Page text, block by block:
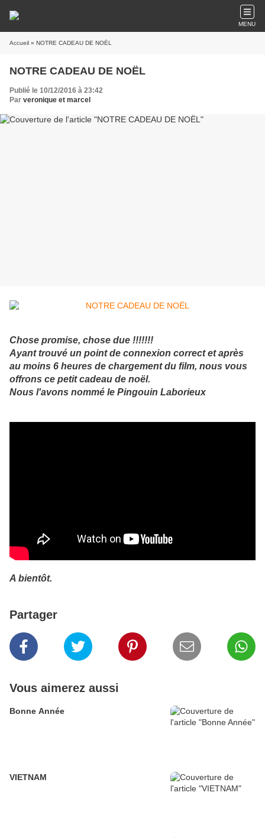
MENU
Accueil » NOTRE CADEAU DE NOËL
NOTRE CADEAU DE NOËL
Publié le 10/12/2016 à 23:42
Par veronique et marcel
Chose promise, chose due !!!!!!!
Ayant trouvé un point de connexion correct et après
au moins 6 heures de chargement du film, nous vous
offrons ce petit cadeau de noël.
Nous l'avons nommé le Pingouin Laborieux
A bientôt.
Partager
Vous aimerez aussi
Bonne Année
VIETNAM